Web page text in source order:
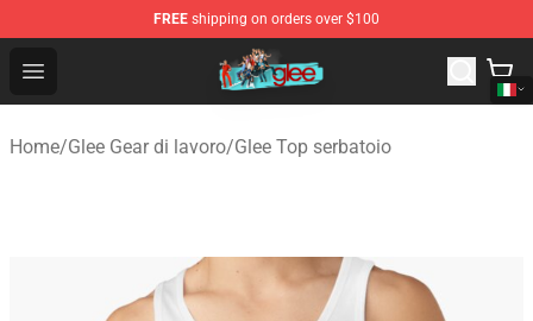
FREE shipping on orders over $100
Open menu
Glee Store - Official Glee Merchandise Shop
Home/Glee Gear di lavoro/Glee Top serbatoio